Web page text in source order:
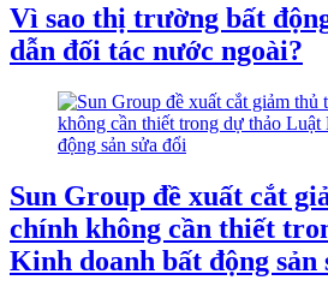
Vì sao thị trường bất
dẫn đối tác nước ngoài?
Sun Group đề xuất cắt
chính không cần thiết
Kinh doanh bất động sản